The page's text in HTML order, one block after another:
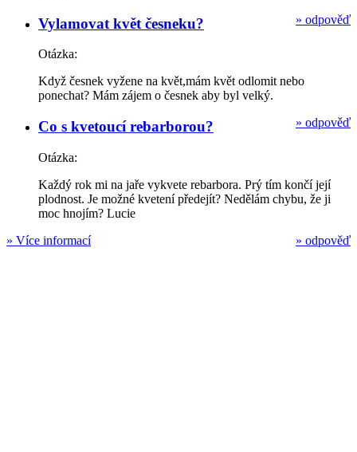
» odpověď
Vylamovat květ česneku?
Otázka:
Když česnek vyžene na květ,mám květ odlomit nebo
ponechat? Mám zájem o česnek aby byl velký.
» odpověď
Co s kvetoucí rebarborou?
Otázka:
Každý rok mi na jaře vykvete rebarbora. Prý tím končí její
plodnost. Je možné kvetení předejít? Nedělám chybu, že ji
moc hnojím? Lucie
» odpověď
» Více informací